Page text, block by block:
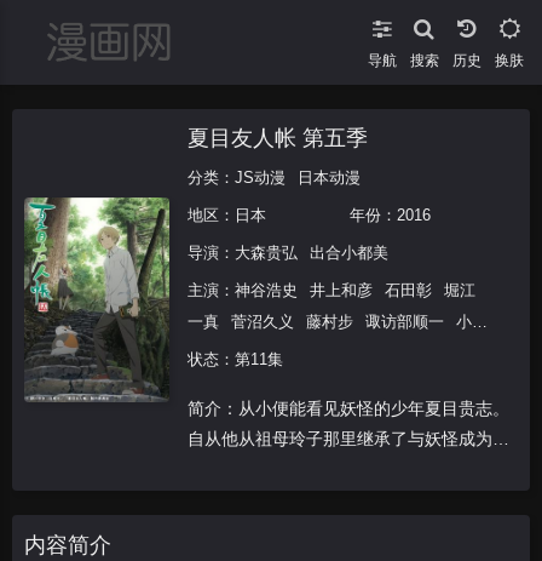
导航 搜索 换肤
夏目友人帐 第五季
分类： JS动漫 日本动漫
地区： 日本 年份： 2016
导演： 大森贵弘 出合小都美
主演： 神谷浩史 井上和彦 石田彰
堀江
一真
菅沼久义 藤村步 诹访部顺一
小林
沙苗
伊藤美纪
状态：第11集
简介：从小便能看见妖怪的少年夏目贵志。
自从他从祖母玲子那里继承了与妖怪成为主
内容简介